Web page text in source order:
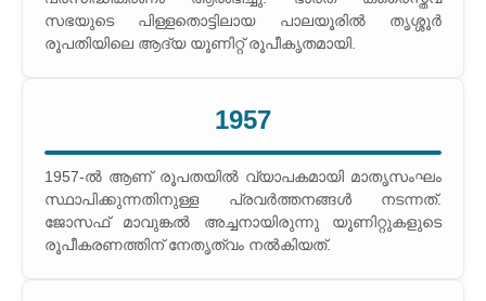
സഭയുടെ പിള്ളതൊട്ടിലായ പാലയൂരില്‍ തൃശ്ശൂര്‍
രൂപതിയിലെ ആദ്യ യൂണിറ്റ് രൂപീകൃതമായി.
1957
1957-ല്‍ ആണ് രൂപതയില്‍ വ്യാപകമായി മാതൃസംഘം
സ്ഥാപിക്കുന്നതിനുള്ള പ്രവര്‍ത്തനങ്ങള്‍ നടന്നത്.
ജോസഫ് മാവുങ്കല്‍ അച്ചനായിരുന്നു യൂണിറ്റുകളുടെ
രൂപീകരണത്തിന് നേതൃത്വം നല്‍കിയത്.